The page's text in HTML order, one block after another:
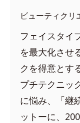
ビューティクリ
フェイスタイ
を最大化させ
クを得意とす
プチテクニッ
に悩み、「継
ットーに、